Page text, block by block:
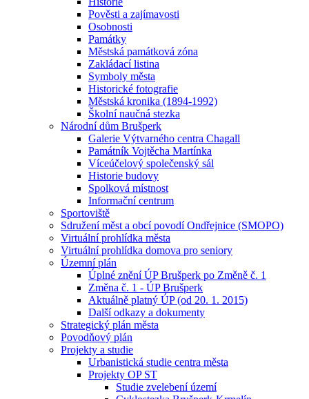
Pověsti a zajímavosti
Osobnosti
Památky
Městská památková zóna
Zakládací listina
Symboly města
Historické fotografie
Městská kronika (1894-1992)
Školní naučná stezka
Národní dům Brušperk
Galerie Výtvarného centra Chagall
Památník Vojtěcha Martínka
Víceúčelový společenský sál
Historie budovy
Spolková místnost
Informační centrum
Sportoviště
Sdružení měst a obcí povodí Ondřejnice (SMOPO)
Virtuální prohlídka města
Virtuální prohlídka domova pro seniory
Územní plán
Úplné znění ÚP Brušperk po Změně č. 1
Změna č. 1 - ÚP Brušperk
Aktuálně platný ÚP (od 20. 1. 2015)
Další odkazy a dokumenty
Strategický plán města
Povodňový plán
Projekty a studie
Urbanistická studie centra města
Projekty OP ST
Studie zvelebení území